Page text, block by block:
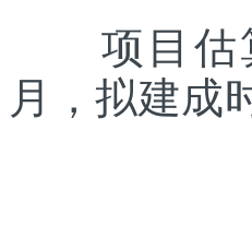
项目估算
月，拟建成